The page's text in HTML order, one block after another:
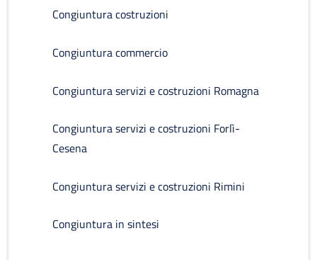
Congiuntura costruzioni
Congiuntura commercio
Congiuntura servizi e costruzioni Romagna
Congiuntura servizi e costruzioni Forlì-
Cesena
Congiuntura servizi e costruzioni Rimini
Congiuntura in sintesi